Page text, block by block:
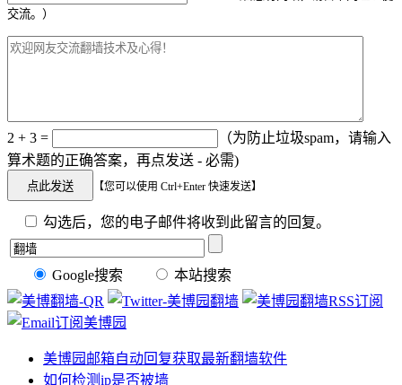
交流。）
2 + 3 =
（为防止垃圾spam，请输入
算术题的正确答案，再点发送 - 必需)
【您可以使用 Ctrl+Enter 快速发送】
勾选后，您的电子邮件将收到此留言的回复。
Google搜索 本站搜索
美博园邮箱自动回复获取最新翻墙软件
如何检测ip是否被墙